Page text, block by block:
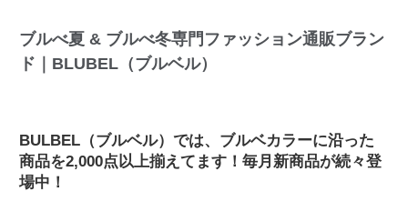
ブルべ夏 & ブルべ冬専門ファッション通販ブラン
ド｜BLUBEL（ブルベル）
BULBEL（ブルベル）では、ブルベカラーに沿った
商品を2,000点以上揃えてます！毎月新商品が続々登
場中！